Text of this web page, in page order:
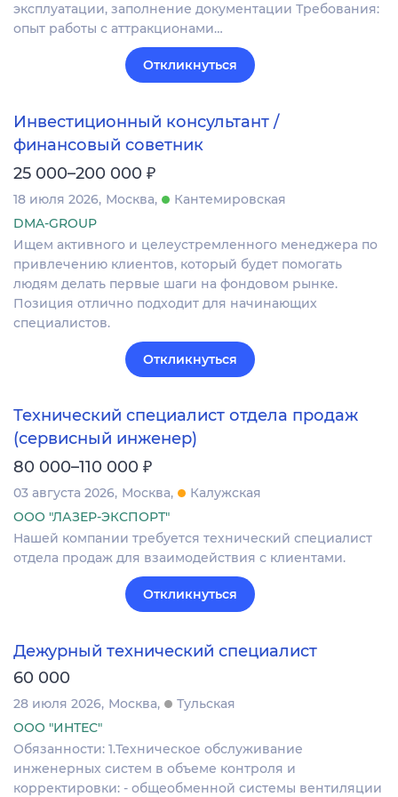
эксплуатации, заполнение документации Требования:
опыт работы с аттракционами…
Откликнуться
Инвестиционный консультант /
финансовый советник
25 000–200 000 ₽
18 июля 2026 Москва
Кантемировская
DMA-GROUP
Ищем активного и целеустремленного менеджера по
привлечению клиентов, который будет помогать
людям делать первые шаги на фондовом рынке.
Позиция отлично подходит для начинающих
специалистов.
Откликнуться
Технический специалист отдела продаж
(сервисный инженер)
80 000–110 000 ₽
03 августа 2026 Москва
Калужская
ООО "ЛАЗЕР-ЭКСПОРТ"
Нашей компании требуется технический специалист
отдела продаж для взаимодействия с клиентами.
Откликнуться
Дежурный технический специалист
60 000
28 июля 2026 Москва
Тульская
ООО "ИНТЕС"
Обязанности: 1.Техническое обслуживание
инженерных систем в объеме контроля и
корректировки: - общеобменной системы вентиляции